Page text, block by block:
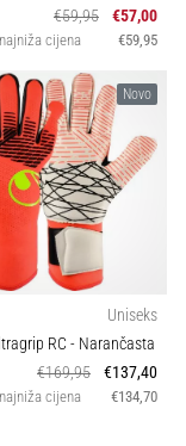
€59,95
€57,00
cijena €59,95
Novo
Uniseks
RC - Narančasta
€169,95
€137,40
cijena €134,70